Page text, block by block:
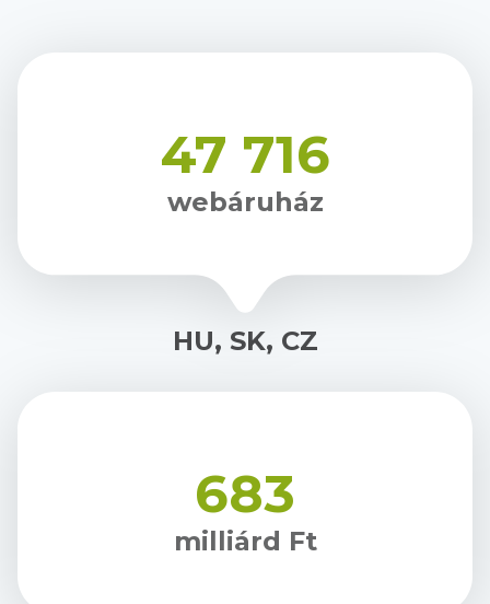
47 716
webáruház
HU, SK, CZ
683
milliárd Ft